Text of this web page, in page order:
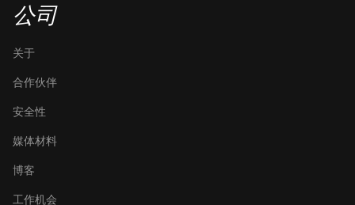
公司
关于
合作伙伴
安全性
媒体材料
博客
工作机会